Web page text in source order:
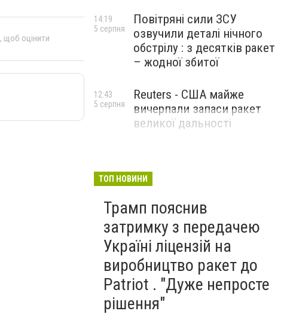
, щоб оцінити
Повітряні сили ЗСУ
озвучили деталі нічного
обстрілу : з десятків ракет
– жодної збитої
14:19
5 серпня
Reuters - США майже
вичерпали запаси ракет
великої дальності
12:43
5 серпня
ТОП НОВИНИ
Трамп пояснив
затримку з передачею
Україні ліцензій на
виробництво ракет до
Patriot . "Дуже непросте
рішення"